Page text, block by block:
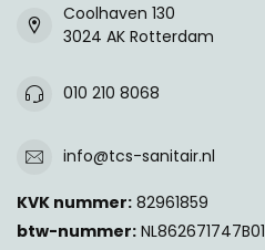
Coolhaven 130
3024 AK Rotterdam
010 210 8068
info@tcs-sanitair.nl
KVK nummer: 82961859
btw-nummer: NL862671747B01